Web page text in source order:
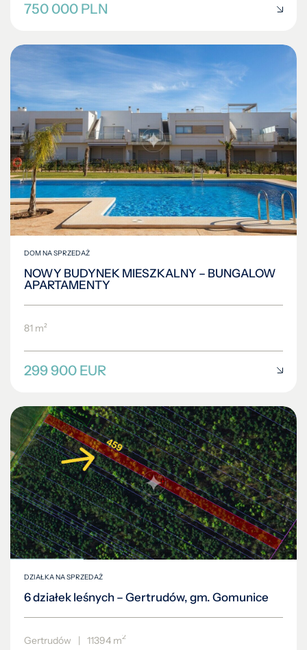
750 000 PLN
DOM NA SPRZEDAŻ
NOWY BUDYNEK MIESZKALNY – BUNGALOW
APARTAMENTY
81 m²
299 900 EUR
DZIAŁKA NA SPRZEDAŻ
6 działek leśnych – Gertrudów, gm. Gomunice
Gertrudów | 11394 m2